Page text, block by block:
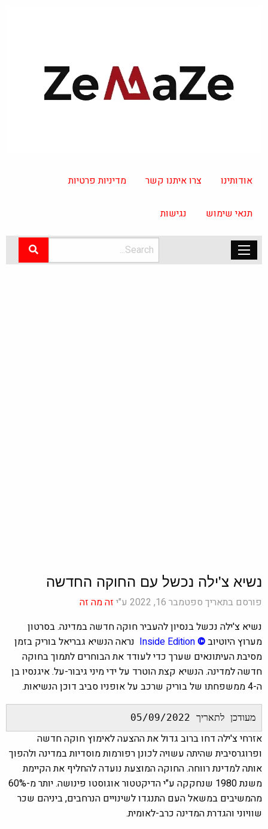
אודותינו צרו איתנו קשר מדיניות פרטיות
תנאי שימוש נגישות
נשיא צ'ילה נכשל עם החוקה החדשה
פורסם בתאריך ספטמבר 16, 2022 ע"י
זה מה זה
נשיא צ'ילה נכשל בנסיון להעביר חוקה חדשה במדינה. בסרטון
מערוץ היוטיוב©
Inside Edition נראה הנשיא גבריאל בוריק בזמן
מסיבת העיתונאים שערך כדי לעודד את הבוחרים לתמוך בחוקה
חדשה למדינה. הנשיא קצת הוטרד על ידי מיני גיבור-על. איגנסיו בן
ה-4 ממשפחתו של בוריק שרכב על אופניו סביב דוכן הנשיאות.
מעודכן לתאריך 05/09/2022
אזרחי צ'ילה דחו ברוב גדול את ההצעה לאימוץ חוקה חדשה
ופרוגרסיבית שהיתה עשויה לכונן רפורמות מוסדיות במדינה ולהפוך
אותה למדינת רווחה. החוקה המוצעת נועדה להחליף את הקיימת
משנת 1980 שנחקקה ע"י הדיקטטור אוגוסטו פינושה. יותר מ-60%
מהמשיבים במשאל העם התנגדו לשינויים הנרחבים, ביניהם שכר
שוויוני והגדרת המדינה כרב-לאומית.